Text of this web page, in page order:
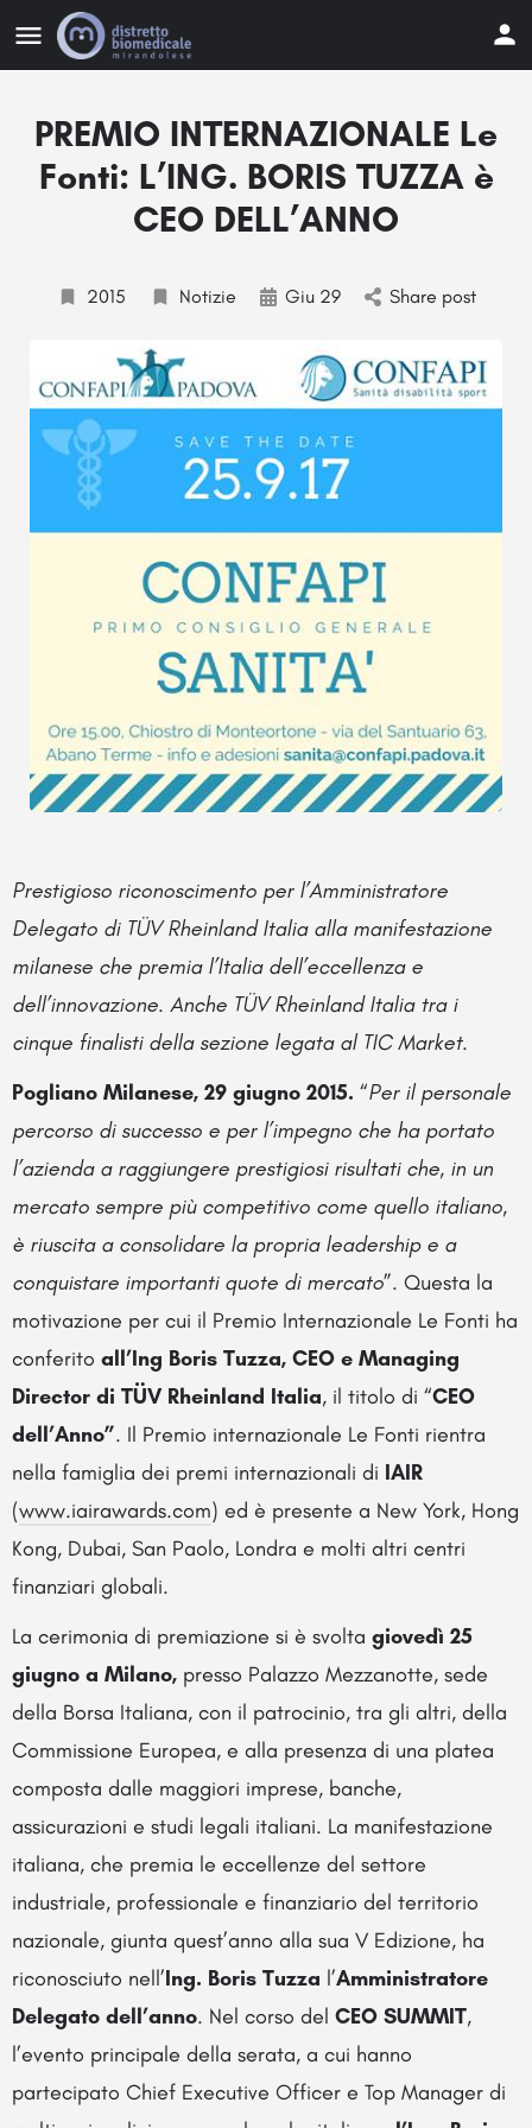
PREMIO INTERNAZIONALE Le
Fonti: L’ING. BORIS TUZZA è
CEO DELL’ANNO
2015 Notizie Giu 29 Share post
Prestigioso riconoscimento per l’Amministratore
Delegato di TÜV Rheinland Italia alla manifestazione
milanese che premia l’Italia dell’eccellenza e
dell’innovazione. Anche TÜV Rheinland Italia tra i
cinque finalisti della sezione legata al TIC Market.
Pogliano Milanese, 29 giugno 2015. “Per il personale
percorso di successo e per l’impegno che ha portato
l’azienda a raggiungere prestigiosi risultati che, in un
mercato sempre più competitivo come quello italiano,
è riuscita a consolidare la propria leadership e a
conquistare importanti quote di mercato”. Questa la
motivazione per cui il Premio Internazionale Le Fonti ha
conferito all’Ing Boris Tuzza, CEO e Managing
Director di TÜV Rheinland Italia, il titolo di “CEO
dell’Anno”. Il Premio internazionale Le Fonti rientra
nella famiglia dei premi internazionali di IAIR
(www.iairawards.com) ed è presente a New York, Hong
Kong, Dubai, San Paolo, Londra e molti altri centri
finanziari globali.
La cerimonia di premiazione si è svolta giovedì 25
giugno a Milano, presso Palazzo Mezzanotte, sede
della Borsa Italiana, con il patrocinio, tra gli altri, della
Commissione Europea, e alla presenza di una platea
composta dalle maggiori imprese, banche,
assicurazioni e studi legali italiani. La manifestazione
italiana, che premia le eccellenze del settore
industriale, professionale e finanziario del territorio
nazionale, giunta quest’anno alla sua V Edizione, ha
riconosciuto nell’Ing. Boris Tuzza l’Amministratore
Delegato dell’anno. Nel corso del CEO SUMMIT,
l’evento principale della serata, a cui hanno
partecipato Chief Executive Officer e Top Manager di